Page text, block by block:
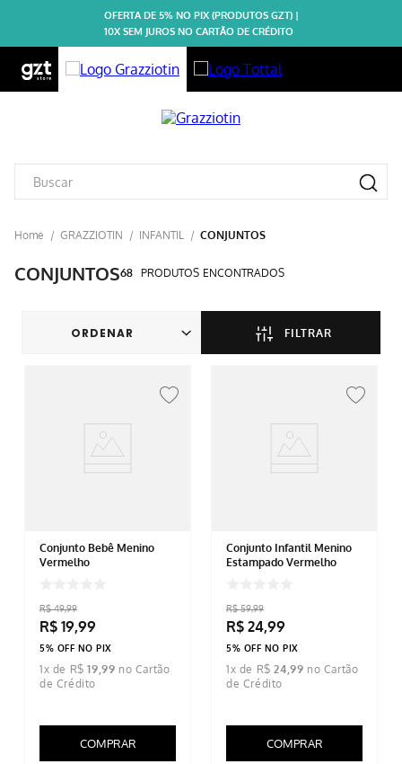
OFERTA DE 5% NO PIX (PRODUTOS GZT) |
10X SEM JUROS NO CARTÃO DE CRÉDITO
GRAZZIOTIN INFANTIL CONJUNTOS
CONJUNTOS68 PRODUTOS
FILTRAR
Conjunto Bebê Menino
Vermelho
R$ 49,99
R$ 19,99
5% OFF NO PIX
1x de R$ 19,99
COMPRAR
Conjunto Infantil Menino
Estampado Vermelho
R$ 59,99
R$ 24,99
5% OFF NO PIX
1x de R$ 24,99
COMPRAR